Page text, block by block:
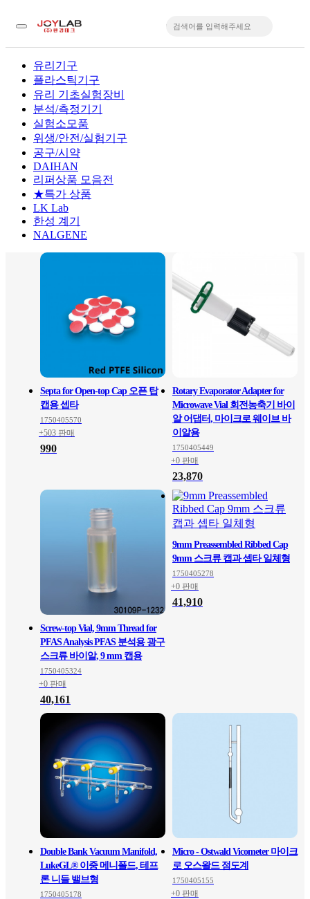
유리기구
플라스틱기구
유리 기초실험장비
분석/측정기기
실험소모품
위생/안전/실험기구
공구/시약
DAIHAN
리퍼상품 모음전
★특가 상품
LK Lab
한성 계기
NALGENE
Septa for Open-top Cap 오픈 탑
캡용 셉타
1750405570
+503 판매
990
Rotary Evaporator Adapter for
Microwave Vial 회전농축기 바이
알 어댑터, 마이크로 웨이브 바
이알용
1750405449
+0 판매
23,870
Screw-top Vial, 9mm Thread for
PFAS Analysis PFAS 분석용 광구
스크류 바이알, 9 mm 캡용
1750405324
+0 판매
40,161
9mm Preassembled Ribbed Cap
9mm 스크류 캡과 셉타 일체형
1750405278
+0 판매
41,910
Double Bank Vacuum Manifold,
LukeGL® 이중 메니폴드, 테프
론 니들 밸브형
1750405178
Micro - Ostwald Vicometer 마이크
로 오스왈드 점도계
1750405155
+0 판매